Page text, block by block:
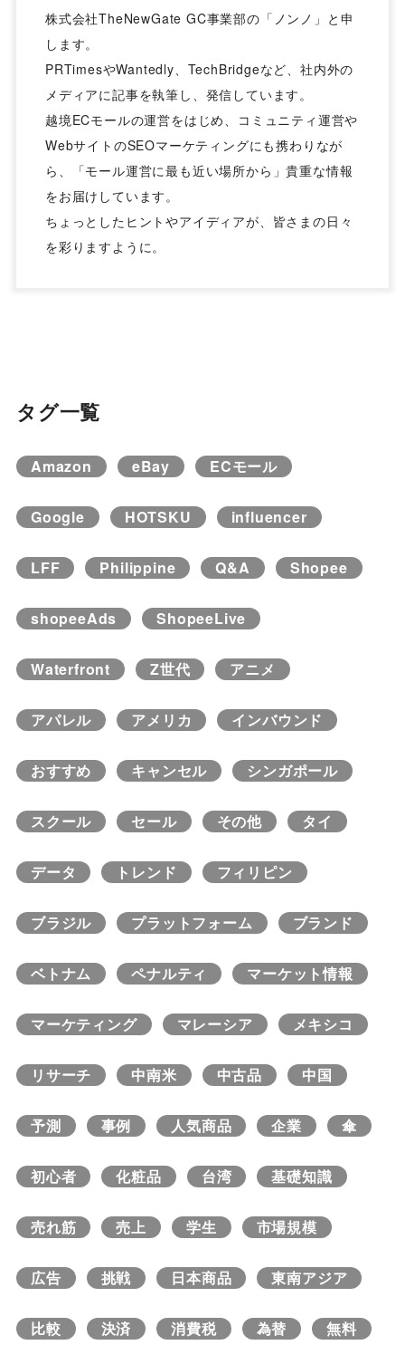
株式会社TheNewGate GC事業部の「ノンノ」と申
します。
PRTimesやWantedly、TechBridgeなど、社内外の
メディアに記事を執筆し、発信しています。
越境ECモールの運営をはじめ、コミュニティ運営や
WebサイトのSEOマーケティングにも携わりなが
ら、「モール運営に最も近い場所から」貴重な情報
をお届けしています。
ちょっとしたヒントやアイディアが、皆さまの日々
を彩りますように。
タグ一覧
Amazon eBay ECモール
Google HOTSKU influencer
LFF Philippine Q&A Shopee
shopeeAds ShopeeLive
Waterfront Z世代 アニメ
アパレル アメリカ インバウンド
おすすめ キャンセル シンガポール
スクール セール その他 タイ
データ トレンド フィリピン
ブラジル プラットフォーム ブランド
ベトナム ペナルティ マーケット情報
マーケティング マレーシア メキシコ
リサーチ 中南米 中古品 中国
予測 事例 人気商品 企業 傘
初心者 化粧品 台湾 基礎知識
売れ筋 売上 学生 市場規模
広告 挑戦 日本商品 東南アジア
比較 決済 消費税 為替 無料